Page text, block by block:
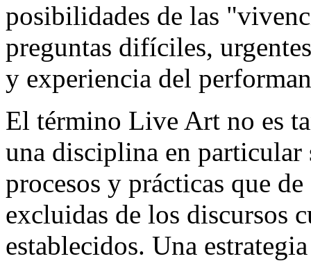
posibilidades de las
preguntas difíciles,
y experiencia del
El término Live Art no es
una disciplina en
procesos y prácticas que
excluidas de los discursos
establecidos. Una